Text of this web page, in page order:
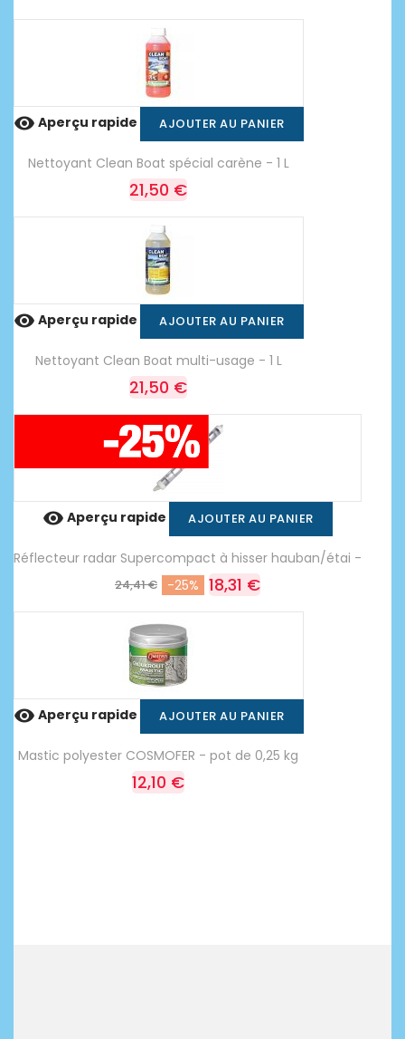
 Aperçu rapide AJOUTER AU PANIER
Nettoyant Clean Boat spécial carène - 1 L
21,50 €
 Aperçu rapide AJOUTER AU PANIER
Nettoyant Clean Boat multi-usage - 1 L
21,50 €
 Aperçu rapide AJOUTER AU PANIER
Réflecteur radar Supercompact à hisser hauban/étai -
24,41 € -25% 18,31 €
 Aperçu rapide AJOUTER AU PANIER
Mastic polyester COSMOFER - pot de 0,25 kg
12,10 €